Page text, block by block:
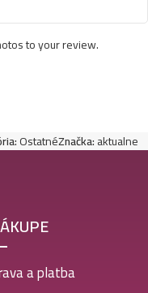
to your review.
OstatnéZnačka:aktualne
a platba